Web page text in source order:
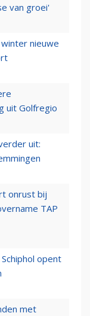
van groei'
nieuwe
uit Golfregio
uit:
onrust bij
TAP
opent
met